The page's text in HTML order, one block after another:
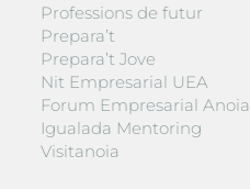
Professions de futur
Prepara’t
Prepara’t Jove
Nit Empresarial UEA
Forum Empresarial Anoia
Igualada Mentoring
Visitanoia